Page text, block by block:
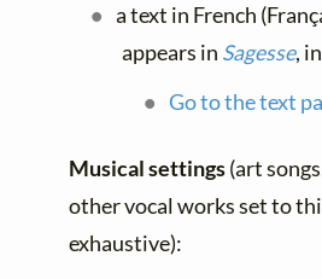
a text in French
appears in Sagesse, in
Go to the text
Musical settings(art
other vocal works set to
exhaustive):